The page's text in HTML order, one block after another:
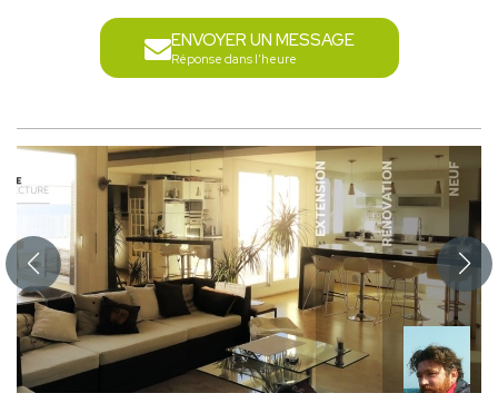
ENVOYER UN MESSAGE
Réponse dans l'heure